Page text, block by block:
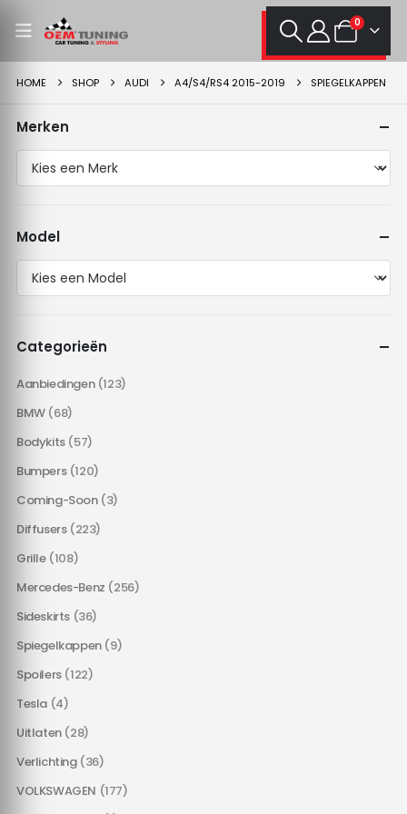
0
HOME SHOP AUDI A4/S4/RS4 2015-2019 SPIEGELKAPPEN
Merken
Model
Categorieën
Aanbiedingen (123)
BMW (68)
Bodykits (57)
Bumpers (120)
Coming-Soon (3)
Diffusers (223)
Grille (108)
Mercedes-Benz (256)
Sideskirts (36)
Spiegelkappen (9)
Spoilers (122)
Tesla (4)
Uitlaten (28)
Verlichting (36)
VOLKSWAGEN (177)